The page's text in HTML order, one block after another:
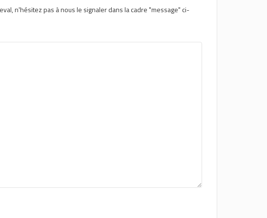
urbaines sur la contribution de la biodiversité domestique animale
l’énergie animale et quelques % utilisent des tracteurs, motoculteurs et
n'hésitez pas à nous le signaler dans la cadre "message" ci-